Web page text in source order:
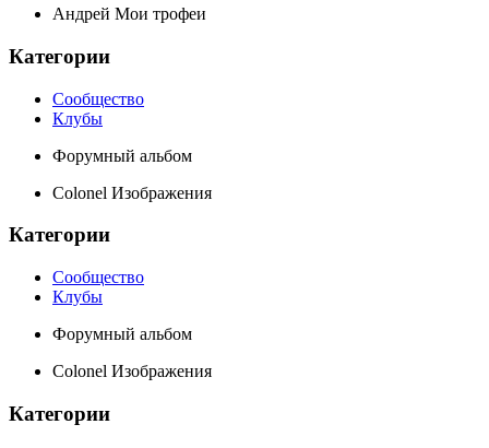
Андрей Мои трофеи
Категории
Сообщество
Клубы
Форумный альбом
Colonel Изображения
Категории
Сообщество
Клубы
Форумный альбом
Colonel Изображения
Категории